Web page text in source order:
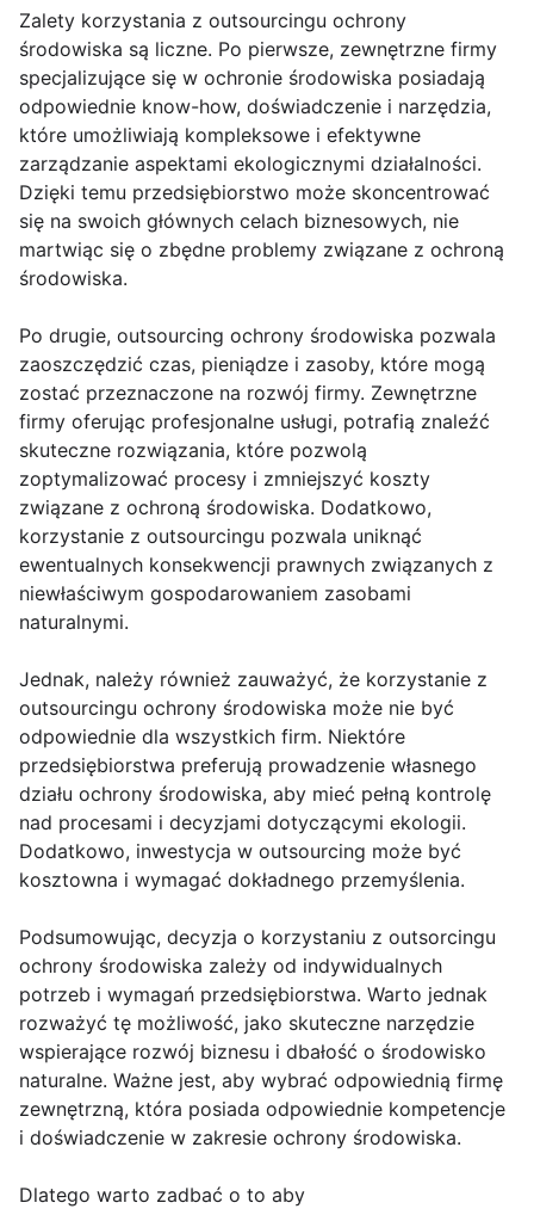
Zalety korzystania z outsourcingu ochrony
środowiska są liczne. Po pierwsze, zewnętrzne firmy
specjalizujące się w ochronie środowiska posiadają
odpowiednie know-how, doświadczenie i narzędzia,
które umożliwiają kompleksowe i efektywne
zarządzanie aspektami ekologicznymi działalności.
Dzięki temu przedsiębiorstwo może skoncentrować
się na swoich głównych celach biznesowych, nie
martwiąc się o zbędne problemy związane z ochroną
środowiska.
Po drugie, outsourcing ochrony środowiska pozwala
zaoszczędzić czas, pieniądze i zasoby, które mogą
zostać przeznaczone na rozwój firmy. Zewnętrzne
firmy oferując profesjonalne usługi, potrafią znaleźć
skuteczne rozwiązania, które pozwolą
zoptymalizować procesy i zmniejszyć koszty
związane z ochroną środowiska. Dodatkowo,
korzystanie z outsourcingu pozwala uniknąć
ewentualnych konsekwencji prawnych związanych z
niewłaściwym gospodarowaniem zasobami
naturalnymi.
Jednak, należy również zauważyć, że korzystanie z
outsourcingu ochrony środowiska może nie być
odpowiednie dla wszystkich firm. Niektóre
przedsiębiorstwa preferują prowadzenie własnego
działu ochrony środowiska, aby mieć pełną kontrolę
nad procesami i decyzjami dotyczącymi ekologii.
Dodatkowo, inwestycja w outsourcing może być
kosztowna i wymagać dokładnego przemyślenia.
Podsumowując, decyzja o korzystaniu z outsorcingu
ochrony środowiska zależy od indywidualnych
potrzeb i wymagań przedsiębiorstwa. Warto jednak
rozważyć tę możliwość, jako skuteczne narzędzie
wspierające rozwój biznesu i dbałość o środowisko
naturalne. Ważne jest, aby wybrać odpowiednią firmę
zewnętrzną, która posiada odpowiednie kompetencje
i doświadczenie w zakresie ochrony środowiska.
Dlatego warto zadbać o to aby